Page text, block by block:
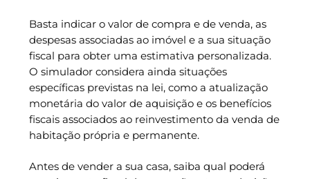
Basta indicar o valor de compra e de venda, as
despesas associadas ao imóvel e a sua situação
fiscal para obter uma estimativa personalizada.
O simulador considera ainda situações
específicas previstas na lei, como a atualização
monetária do valor de aquisição e os benefícios
fiscais associados ao reinvestimento da venda de
habitação própria e permanente.
Antes de vender a sua casa, saiba qual poderá